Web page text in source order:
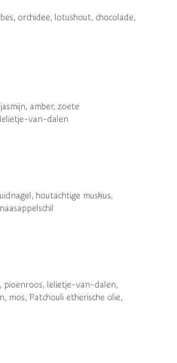
orchidee, lotushout, chocolade,
amber, zoete
van-dalen
houtachtige muskus,
pioenroos, lelietje-van-dalen,
mos, Patchouli etherische olie,